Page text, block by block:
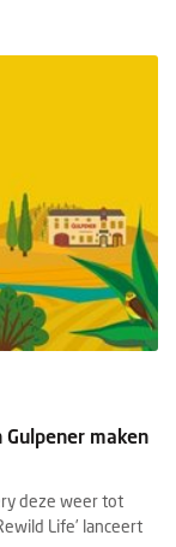
maken
deze weer tot
Life’ lanceert